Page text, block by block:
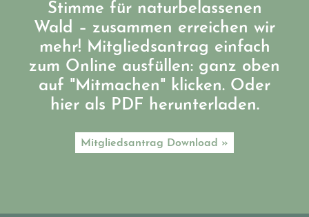
Stimme für naturbelassenen
Wald – zusammen erreichen wir
mehr! Mitgliedsantrag einfach
zum Online ausfüllen: ganz oben
auf "Mitmachen" klicken. Oder
hier als PDF herunterladen.
Mitgliedsantrag Download »